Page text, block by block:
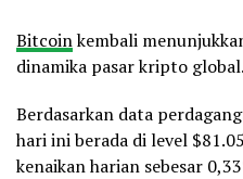
Bitcoinkembali
dinamika pasar kripto global.
Berdasarkan data
hari ini berada di level
kenaikan harian sebesar